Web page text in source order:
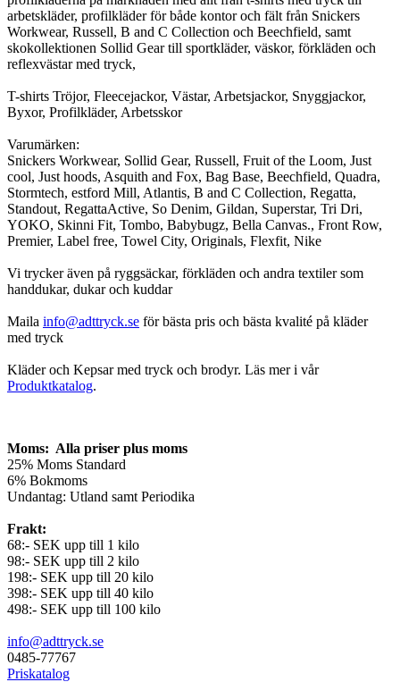
arbetskläder, profilkläder för både kontor och fält från Snickers
Workwear, Russell, B and C Collection och Beechfield, samt
skokollektionen Sollid Gear till sportkläder, väskor, förkläden och
reflexvästar med tryck,
T-shirts Tröjor, Fleecejackor, Västar, Arbetsjackor, Snyggjackor,
Byxor, Profilkläder, Arbetsskor
Varumärken:
Snickers Workwear, Sollid Gear, Russell, Fruit of the Loom, Just
cool, Just hoods, Asquith and Fox, Bag Base, Beechfield, Quadra,
Stormtech, estford Mill, Atlantis, B and C Collection, Regatta,
Standout, RegattaActive, So Denim, Gildan, Superstar, Tri Dri,
YOKO, Skinni Fit, Tombo, Babybugz, Bella Canvas., Front Row,
Premier, Label free, Towel City, Originals, Flexfit, Nike
Vi trycker även på ryggsäckar, förkläden och andra textiler som
handdukar, dukar och kuddar
Maila info@adttryck.se för bästa pris och bästa kvalité på kläder
med tryck
Kläder och Kepsar med tryck och brodyr. Läs mer i vår
Produktkatalog.
Moms: Alla priser plus moms
25% Moms Standard
6% Bokmoms
Undantag: Utland samt Periodika
Frakt:
68:- SEK upp till 1 kilo
98:- SEK upp till 2 kilo
198:- SEK upp till 20 kilo
398:- SEK upp till 40 kilo
498:- SEK upp till 100 kilo
info@adttryck.se
0485-77767
Priskatalog